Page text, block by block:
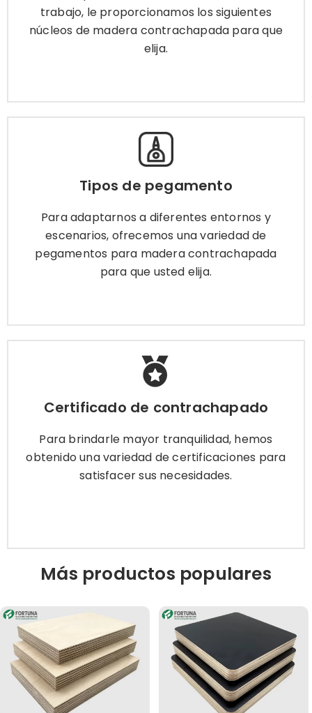
trabajo, le proporcionamos los siguientes
núcleos de madera contrachapada para que
elija.
Más información
Tipos de pegamento
Para adaptarnos a diferentes entornos y
escenarios, ofrecemos una variedad de
pegamentos para madera contrachapada
para que usted elija.
Tipos de pegamento
Para adaptarnos a diferentes entornos y
escenarios, ofrecemos una variedad de
pegamentos para madera contrachapada
Más información
Certificado de contrachapado
Para brindarle mayor tranquilidad, hemos
obtenido una variedad de certificaciones para
satisfacer sus necesidades.
Certificado de contrachapado
Para brindarle mayor tranquilidad, hemos
satisfacer sus necesidades.
Más productos populares